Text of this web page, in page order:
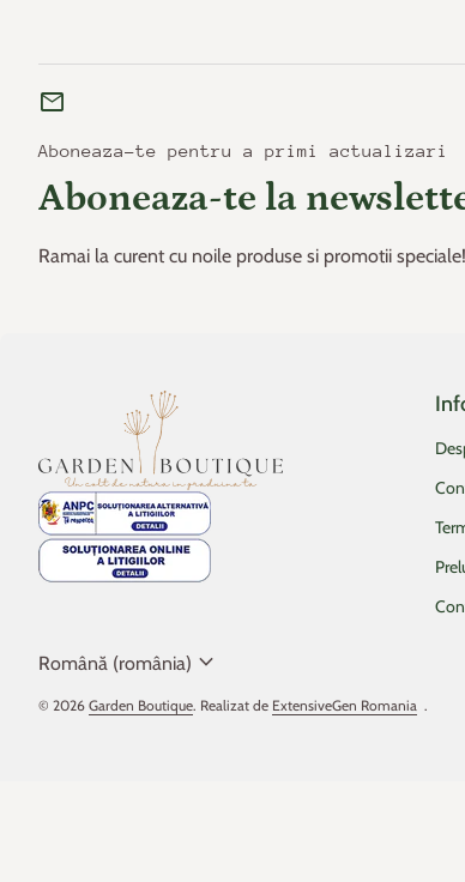
mail
Aboneaza-te pentru a primi actualizari
Aboneaza-te la
Ramai la curent cu noile produse si promotii speciale!
Română (românia) expand_more
© 2026 Garden Boutique. Realizat de ExtensiveGen Romania(linkul
.